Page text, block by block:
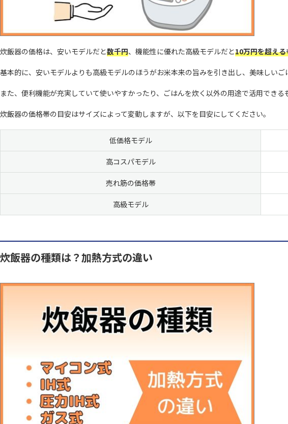
炊飯器の価格は、安いモデルだと数千円、機能性に優れた高級モデルだと10万円を超える
基本的に、安いモデルよりも高級モデルのほうがお米本来の旨みを引き出し、美味しいご
また、便利機能が充実していて使いやすかったり、ごはんを炊く以外の用途で活用できる
炊飯器の価格帯の目安はサイズによって変動しますが、以下を目安にしてください。
低価格モデル
高コスパモデル
売れ筋の価格帯
高級モデル
炊飯器の種類は？加熱方式の違い